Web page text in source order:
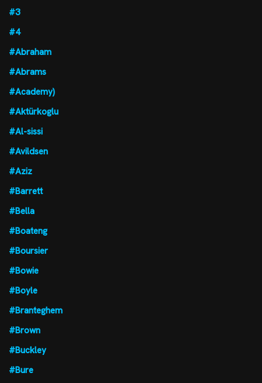
#3
#4
#Abraham
#Abrams
#Academy)
#Aktürkoglu
#Al-sissi
#Avildsen
#Aziz
#Barrett
#Bella
#Boateng
#Boursier
#Bowie
#Boyle
#Branteghem
#Brown
#Buckley
#Bure